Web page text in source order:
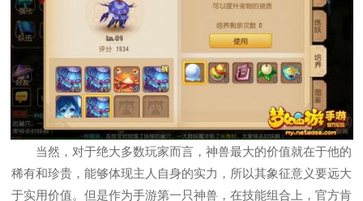
当然，对于绝大多数玩家而言，神兽最大的价值就在于他的
稀有和珍贵，能够体现主人自身的实力，所以其象征意义要远大
于实用价值。但是作为手游第一只神兽，在技能组合上，官方肯